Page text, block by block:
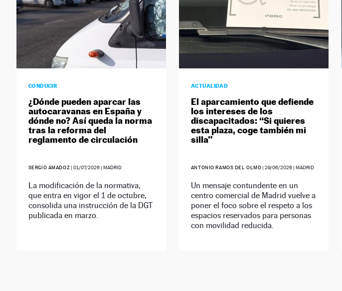
CONDUCIR
¿Dónde pueden aparcar las
autocaravanas en España y
dónde no? Así queda la norma
tras la reforma del
reglamento de circulación
SERGIO AMADOZ |01/07/2026 | MADRID
La modificación de la normativa,
que entra en vigor el 1 de octubre,
consolida una instrucción de la DGT
publicada en marzo.
ACTUALIDAD
El aparcamiento que defiende
los intereses de los
discapacitados: “Si quieres
esta plaza, coge también mi
silla”
ANTONIO RAMOS DEL OLMO |29/06/2026 | MADRID
Un mensaje contundente en un
centro comercial de Madrid vuelve a
poner el foco sobre el respeto a los
espacios reservados para personas
con movilidad reducida.